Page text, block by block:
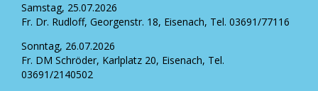
Samstag, 25.07.2026
Fr. Dr. Rudloff, Georgenstr. 18, Eisenach, Tel. 03691/77116
Sonntag, 26.07.2026
Fr. DM Schröder, Karlplatz 20, Eisenach, Tel.
03691/2140502